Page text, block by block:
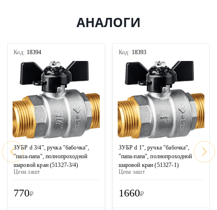
АНАЛОГИ
Код: 18394
ЗУБР d 3/4″, ручка ″бабочка″,
″папа-папа″, полнопроходной
шаровой кран (51327-3/4)
Цена зашт
770₽
Код: 18393
ЗУБР d 1″, ручка ″бабочка″,
″папа-папа″, полнопроходной
шаровой кран (51327-1)
Цена зашт
1660₽